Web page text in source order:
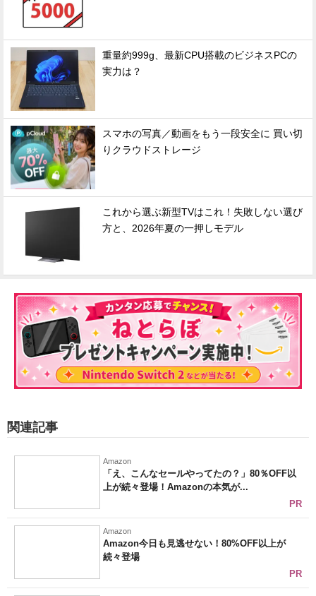
重量約999g、最新CPU搭載のビジネスPCの
実力は？
スマホの写真／動画をもう一段安全に 買い切
りクラウドストレージ
これから選ぶ新型TVはこれ！失敗しない選び
方と、2026年夏の一押しモデル
関連記事
Amazon
「え、こんなセールやってたの？」80％OFF以
上が続々登場！Amazonの本気が...
PR
Amazon
Amazon今日も見逃せない！80%OFF以上が
続々登場
PR